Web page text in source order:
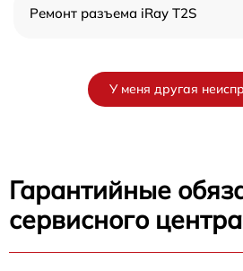
Ремонт разъема iRay T2S
У меня другая
Гарантийные
сервисного